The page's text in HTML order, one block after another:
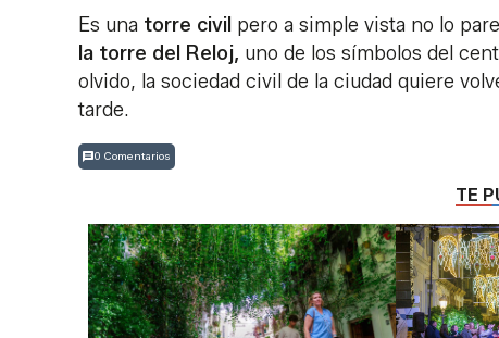
Es una torre civil pero a simple vista no lo
la torre del Reloj, uno de los símbolos del
olvido, la sociedad civil de la ciudad quiere
tarde.
0 Comentarios
TE